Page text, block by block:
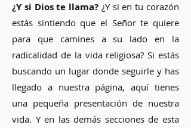
¿Y si Dios te llama? ¿Y si en tu corazón
estás sintiendo que el Señor te quiere
para que camines a su lado en la
radicalidad de la vida religiosa? Si estás
buscando un lugar donde seguirle y has
llegado a nuestra página, aquí tienes
una pequeña presentación de nuestra
vida. Y en las demás secciones de esta